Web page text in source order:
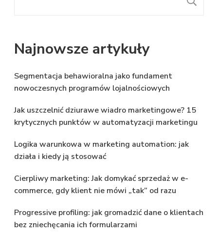
Najnowsze artykuły
Segmentacja behawioralna jako fundament
nowoczesnych programów lojalnościowych
Jak uszczelnić dziurawe wiadro marketingowe? 15
krytycznych punktów w automatyzacji marketingu
Logika warunkowa w marketing automation: jak
działa i kiedy ją stosować
Cierpliwy marketing: Jak domykać sprzedaż w e-
commerce, gdy klient nie mówi „tak” od razu
Progressive profiling: jak gromadzić dane o klientach
bez zniechęcania ich formularzami